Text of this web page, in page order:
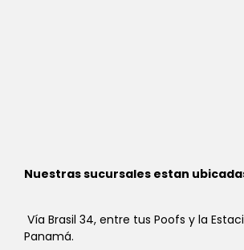
Nuestras sucursales estan
Vía Brasil 34, entre tus Poofs y la
Panamá.